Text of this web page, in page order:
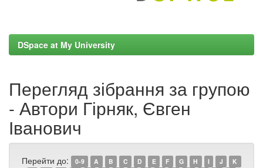
DSpace at My University
Перегляд зібрання за групою
- Автори Гірняк, Євген
Іванович
Перейти до: 0-9 A B C D E F G H I J
K